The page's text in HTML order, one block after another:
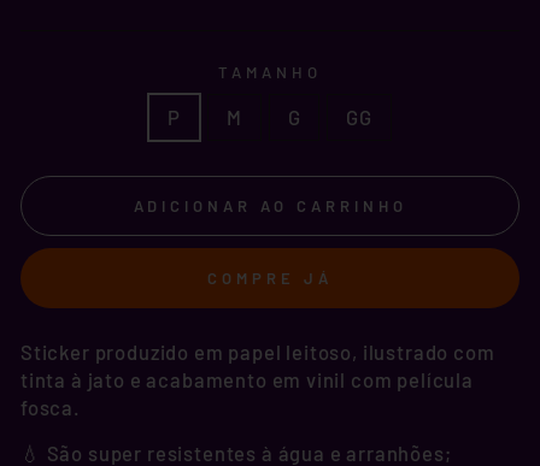
TAMANHO
P M G GG
ADICIONAR AO CARRINHO
COMPRE JÁ
Sticker produzido em papel leitoso, ilustrado com
tinta à jato e acabamento em vinil com película
fosca.
💧 São super resistentes à água e arranhões;